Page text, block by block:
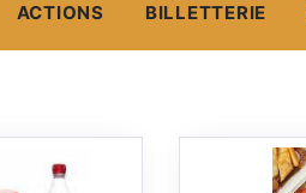
ACTIONS BILLETTERIE